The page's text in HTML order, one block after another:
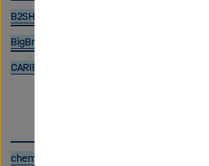
B2SHARE Server Forschungszentrum Jülich
BigBrain Database
CARIBIC
chemotion